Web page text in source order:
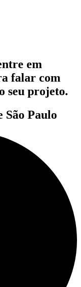
em
falar com
seu projeto.
São Paulo